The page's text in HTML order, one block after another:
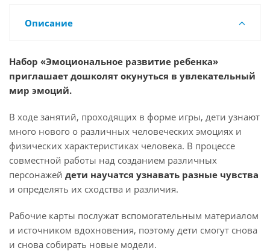
Описание
Набор «Эмоциональное развитие ребенка»
приглашает дошколят окунуться в увлекательный
мир эмоций.
В ходе занятий, проходящих в форме игры, дети узнают
много нового о различных человеческих эмоциях и
физических характеристиках человека. В процессе
совместной работы над созданием различных
персонажей дети научатся узнавать разные чувства
и определять их сходства и различия.
Рабочие карты послужат вспомогательным материалом
и источником вдохновения, поэтому дети смогут снова
и снова собирать новые модели.